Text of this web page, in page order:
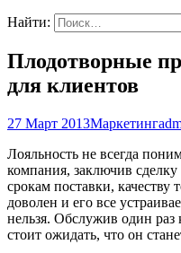
Найти:
Плодотворные
для клиентов
27 Март 2013Маркетинг
Лояльность не всегда
компания, заключив
срокам поставки, качеству
доволен и его все
нельзя. Обслужив один раз
стоит ожидать, что он